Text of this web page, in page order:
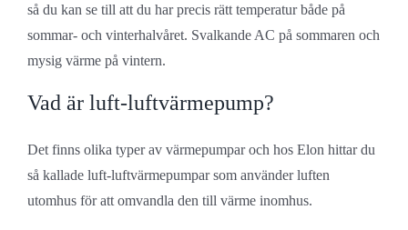
så du kan se till att du har precis rätt temperatur både på
sommar- och vinterhalvåret. Svalkande AC på sommaren och
mysig värme på vintern.
Vad är luft-luftvärmepump?
Det finns olika typer av värmepumpar och hos Elon hittar du
så kallade luft-luftvärmepumpar som använder luften
utomhus för att omvandla den till värme inomhus.